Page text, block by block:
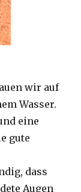
wir auf
Wasser.
eine
gute
dass
Augen